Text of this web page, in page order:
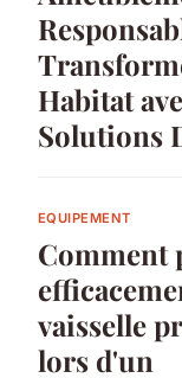
Habitat
Solutions
EQUIPEMENT
Comment
vaisselle
lors d'un